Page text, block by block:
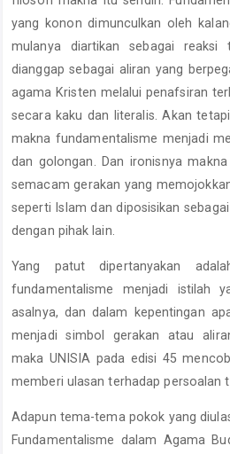
yang konon dimunculkan oleh
mulanya diartikan sebagai reaksi
dianggap sebagai aliran yang
agama Kristen melalui penafsiran
secara kaku dan literalis. Akan
makna fundamentalisme menjadi
dan golongan. Dan ironisnya
semacam gerakan yang
seperti Islam dan diposisikan
dengan pihak lain.
Yang patut dipertanyakan
fundamentalisme menjadi istilah
asalnya, dan dalam kepentingan
menjadi simbol gerakan atau
maka UNISIA pada edisi 45
memberi ulasan terhadap persoalan
Adapun tema-tema pokok yang
Fundamentalisme dalam Agama